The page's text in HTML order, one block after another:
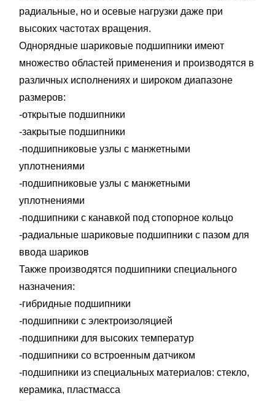
радиальные, но и осевые нагрузки даже при
высоких частотах вращения.
Однорядные шариковые подшипники имеют
множество областей применения и производятся в
различных исполнениях и широком диапазоне
размеров:
-открытые подшипники
-закрытые подшипники
-подшипниковые узлы с манжетными
уплотнениями
-подшипниковые узлы с манжетными
уплотнениями
-подшипники с канавкой под стопорное кольцо
-радиальные шариковые подшипники с пазом для
ввода шариков
Также производятся подшипники специального
назначения:
-гибридные подшипники
-подшипники с электроизоляцией
-подшипники для высоких температур
-подшипники сo встроенным датчиком
-подшипники из специальных материалов: стекло,
керамика, пластмасса